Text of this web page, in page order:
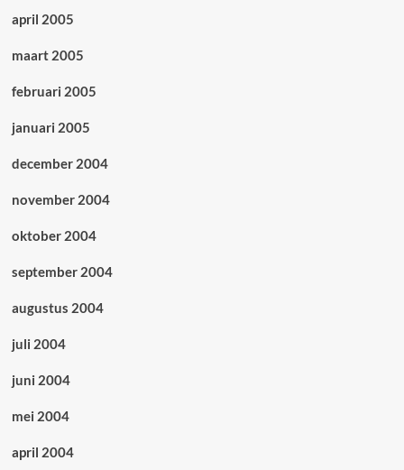
april 2005
maart 2005
februari 2005
januari 2005
december 2004
november 2004
oktober 2004
september 2004
augustus 2004
juli 2004
juni 2004
mei 2004
april 2004